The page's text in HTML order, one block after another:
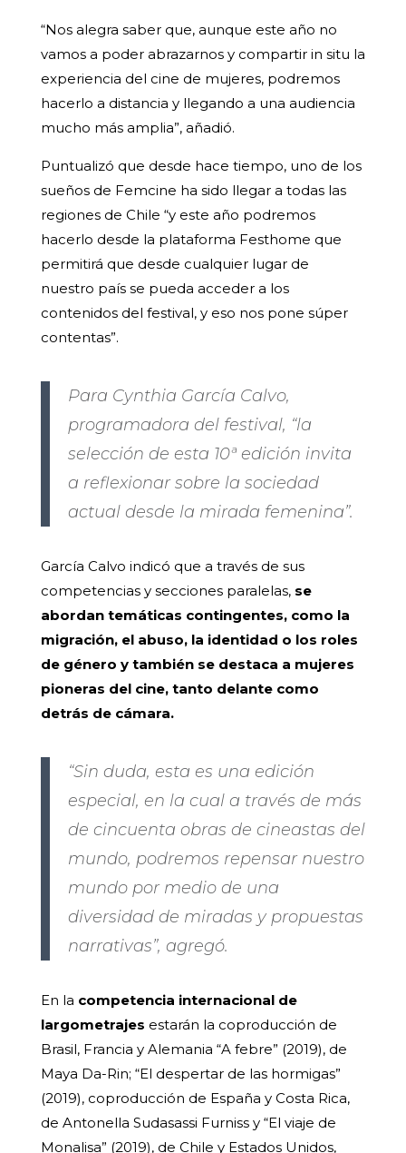
“Nos alegra saber que, aunque este año no
vamos a poder abrazarnos y compartir in situ la
experiencia del cine de mujeres, podremos
hacerlo a distancia y llegando a una audiencia
mucho más amplia”, añadió.
Puntualizó que desde hace tiempo, uno de los
sueños de Femcine ha sido llegar a todas las
regiones de Chile “y este año podremos
hacerlo desde la plataforma Festhome que
permitirá que desde cualquier lugar de
nuestro país se pueda acceder a los
contenidos del festival, y eso nos pone súper
contentas”.
Para Cynthia García Calvo,
programadora del festival, “la
selección de esta 10ª edición invita
a reflexionar sobre la sociedad
actual desde la mirada femenina”.
García Calvo indicó que a través de sus
competencias y secciones paralelas, se
abordan temáticas contingentes, como la
migración, el abuso, la identidad o los roles
de género y también se destaca a mujeres
pioneras del cine, tanto delante como
detrás de cámara.
“Sin duda, esta es una edición
especial, en la cual a través de más
de cincuenta obras de cineastas del
mundo, podremos repensar nuestro
mundo por medio de una
diversidad de miradas y propuestas
narrativas”, agregó.
En la competencia internacional de
largometrajes estarán la coproducción de
Brasil, Francia y Alemania “A febre” (2019), de
Maya Da-Rin; “El despertar de las hormigas”
(2019), coproducción de España y Costa Rica,
de Antonella Sudasassi Furniss y “El viaje de
Monalisa” (2019), de Chile y Estados Unidos,